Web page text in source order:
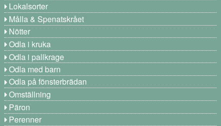
Lokalsorter
Målla & Spenatskrået
Nötter
Odla i kruka
Odla i pallkrage
Odla med barn
Odla på fönsterbrädan
Omställning
Päron
Perenner